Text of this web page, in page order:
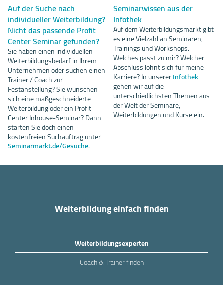
Auf der Suche nach
individueller Weiterbildung?
Nicht das passende Profit
Center Seminar gefunden?
Sie haben einen individuellen
Weiterbildungsbedarf in Ihrem
Unternehmen oder suchen einen
Trainer / Coach zur
Festanstellung? Sie wünschen
sich eine maßgeschneiderte
Weiterbildung oder ein Profit
Center Inhouse-Seminar? Dann
starten Sie doch einen
kostenfreien Suchauftrag unter
Seminarmarkt.de/Gesuche.
Seminarwissen aus der
Infothek
Auf dem Weiterbildungsmarkt gibt
es eine Vielzahl an Seminaren,
Trainings und Workshops.
Welches passt zu mir? Welcher
Abschluss lohnt sich für meine
Karriere? In unsererInfothek
gehen wir auf die
unterschiedlichsten Themen aus
der Welt der Seminare,
Weiterbildungen und Kurse ein.
Weiterbildung einfach finden
Weiterbildungsexperten
Coach & Trainer finden